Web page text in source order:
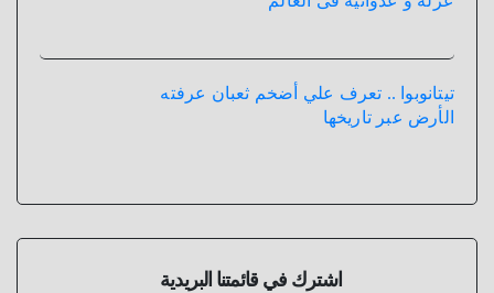
تيتانوبوا .. تعرف علي أضخم ثعبان عرفته
الأرض عبر تاريخها
اشترك في قائمتنا البريدية